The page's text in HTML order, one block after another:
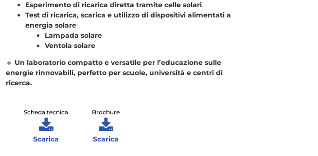
Esperimento di ricarica diretta tramite celle solari.
Test di ricarica, scarica e utilizzo di dispositivi alimentati a
energia solare:
Lampada solare
Ventola solare
🔹 Un laboratorio compatto e versatile per l’educazione sulle
energie rinnovabili, perfetto per scuole, università e centri di
ricerca.
Scheda tecnica
Scarica
Brochure
Scarica